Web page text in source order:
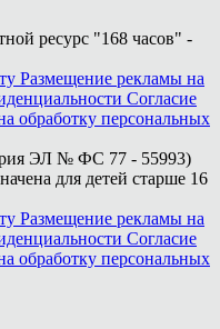
ресурс "168 часов" -
Размещение рекламы на
Согласие
обработку персональных
ЭЛ № ФС 77 - 55993)
для детей старше 16
Размещение рекламы на
Согласие
обработку персональных